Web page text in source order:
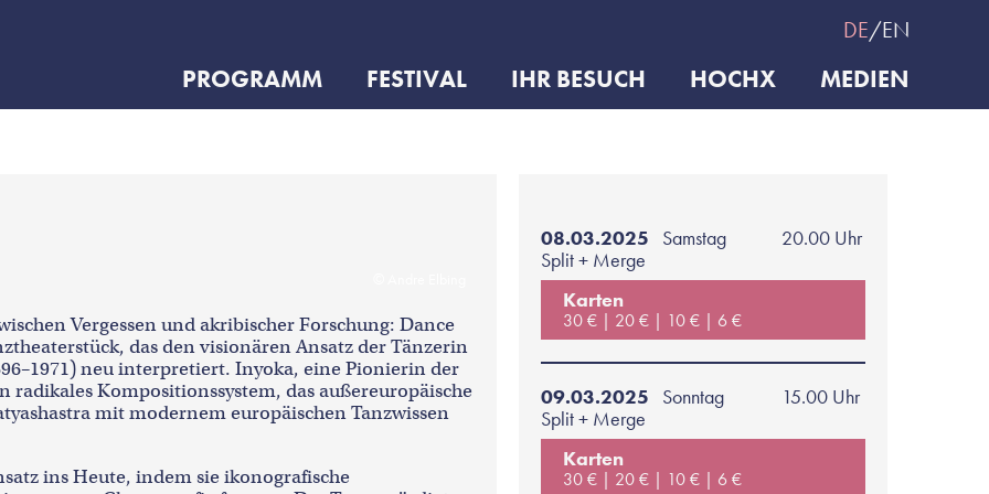
DE EN
PROGRAMM FESTIVAL IHR BESUCH HOCHX MEDIEN
Vergessen und akribischer Forschung: Dance
das den visionären Ansatz der Tänzerin
neu interpretiert. Inyoka, eine Pionierin der
Kompositionssystem, das außereuropäische
mit modernem europäischen Tanzwissen
ins Heute, indem sie ikonografische
08.03.2025 Samstag
20.00 Uhr
Split + Merge
Karten
30 € 20 € 10 € 6 €
09.03.2025 Sonntag
15.00 Uhr
Split + Merge
Karten
30 € 20 € 10 € 6 €